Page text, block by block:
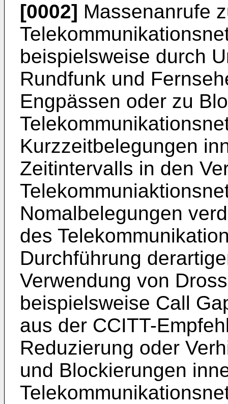
[0002] Massenanrufe
beispielsweise durch
Rundfunk und
Engpässen oder zu
Kurzzeitbelegungen
Zeitintervalls in den
Nomalbelegungen
des
Durchführung
Verwendung von
beispielsweise Call
aus der CCITT-
Reduzierung oder
und Blockierungen